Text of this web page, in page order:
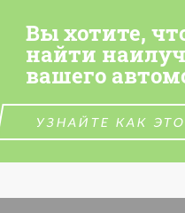
Вы хотите,
найти
вашего
УЗНАЙТЕ КАК